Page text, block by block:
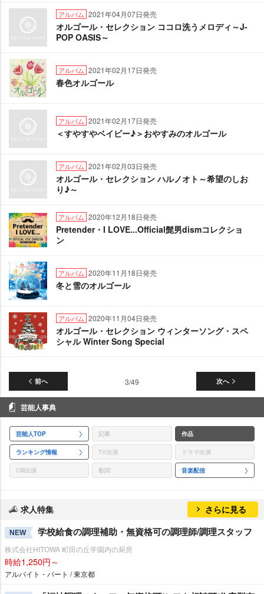
アルバム 2021年04月07日発売
オルゴール・セレクション ココロ洗うメロディ～J-
POP OASIS～
アルバム 2021年02月17日発売
春色オルゴール
アルバム 2021年02月17日発売
＜すやすやベイビー♪＞おやすみのオルゴール
アルバム 2021年02月03日発売
オルゴール・セレクション ハルノオト～希望のしお
り♪～
アルバム 2020年12月18日発売
Pretender・I LOVE...Official髭男dismコレクショ
ン
アルバム 2020年11月18日発売
冬と雪のオルゴール
アルバム 2020年11月04日発売
オルゴール・セレクション ウィンターソング・スペ
シャル Winter Song Special
前へ 次へ
3/49
芸能人事典
芸能人TOP 記事 作品
ランキング情報 TV出演 ドラマ出演
CM出演 歌詞 音楽配信
求人特集 さらに見る
NEW 学校給食の調理補助・無資格可の調理師/調理スタッフ
株式会社HITOWA 町田の丘学園内の厨房
時給1,250円～
アルバイト・パート / 東京都